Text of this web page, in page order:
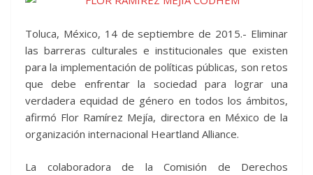
Toluca, México, 14 de septiembre de 2015.- Eliminar
las barreras culturales e institucionales que existen
para la implementación de políticas públicas, son retos
que debe enfrentar la sociedad para lograr una
verdadera equidad de género en todos los ámbitos,
afirmó Flor Ramírez Mejía, directora en México de la
organización internacional Heartland Alliance.
La colaboradora de la Comisión de Derechos